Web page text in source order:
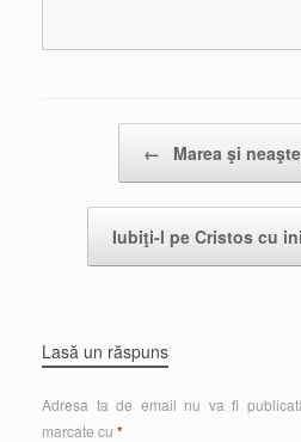
← Marea şi
Iubiţi-l pe Cristos cu
Lasă un răspuns
Adresa ta de email nu va fi
marcate cu *